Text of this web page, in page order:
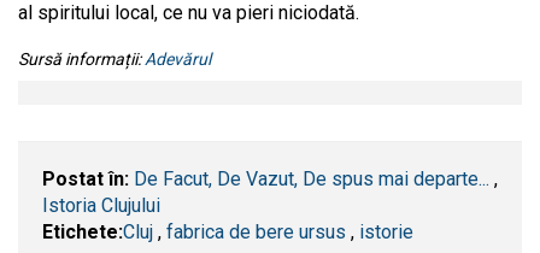
al spiritului local, ce nu va pieri niciodată.
Sursă informații:Adevărul
Postat în: De Facut, De Vazut, De spus mai departe... ,
Istoria Clujului
Etichete:​Cluj , fabrica de bere ursus , istorie